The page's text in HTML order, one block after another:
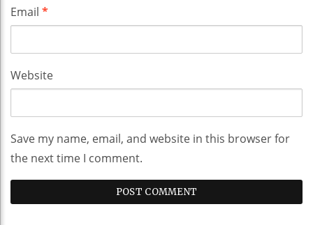
Email *
Website
Save my name, email, and website in this browser for
the next time I comment.